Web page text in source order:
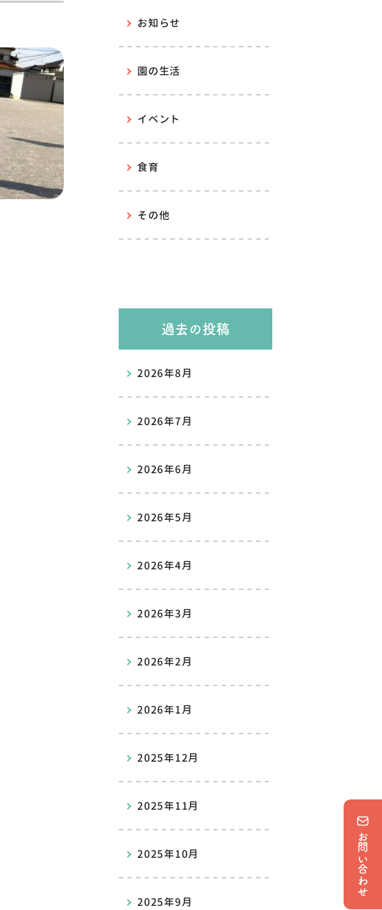
お問い合わせ
お知らせ
園の生活
イベント
食育
その他
過去の投稿
2026年8月
2026年7月
2026年6月
2026年5月
2026年4月
2026年3月
2026年2月
2026年1月
2025年12月
2025年11月
2025年10月
2025年9月